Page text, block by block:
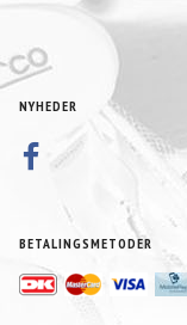
NYHEDER
BETALINGSMETODER